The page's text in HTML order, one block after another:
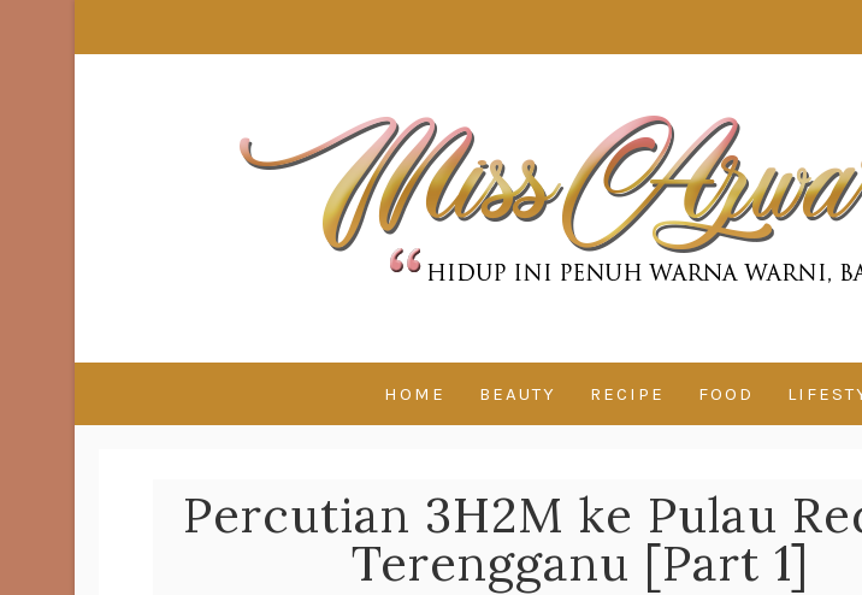
HOME BEAUTY RECIPE FOOD
Percutian 3H2M ke Pulau
Terengganu [Part 1]